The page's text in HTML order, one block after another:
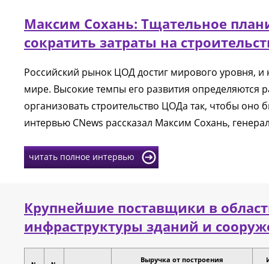
Максим Сохань: Тщательное
сократить затраты на
Российский рынок ЦОД достиг мирового уровня,
мире. Высокие темпы его развития
организовать строительство ЦОДа так, чтобы
интервью CNews рассказал Максим Сохань,
читать полное интервью
Крупнейшие поставщики в
инфраструктуры зданий и
Выручка от построения